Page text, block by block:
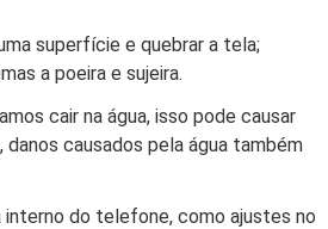
superfície e quebrar a tela;
a poeira e sujeira.
cair na água, isso pode causar
causados ​​pela água também
do telefone, como ajustes no